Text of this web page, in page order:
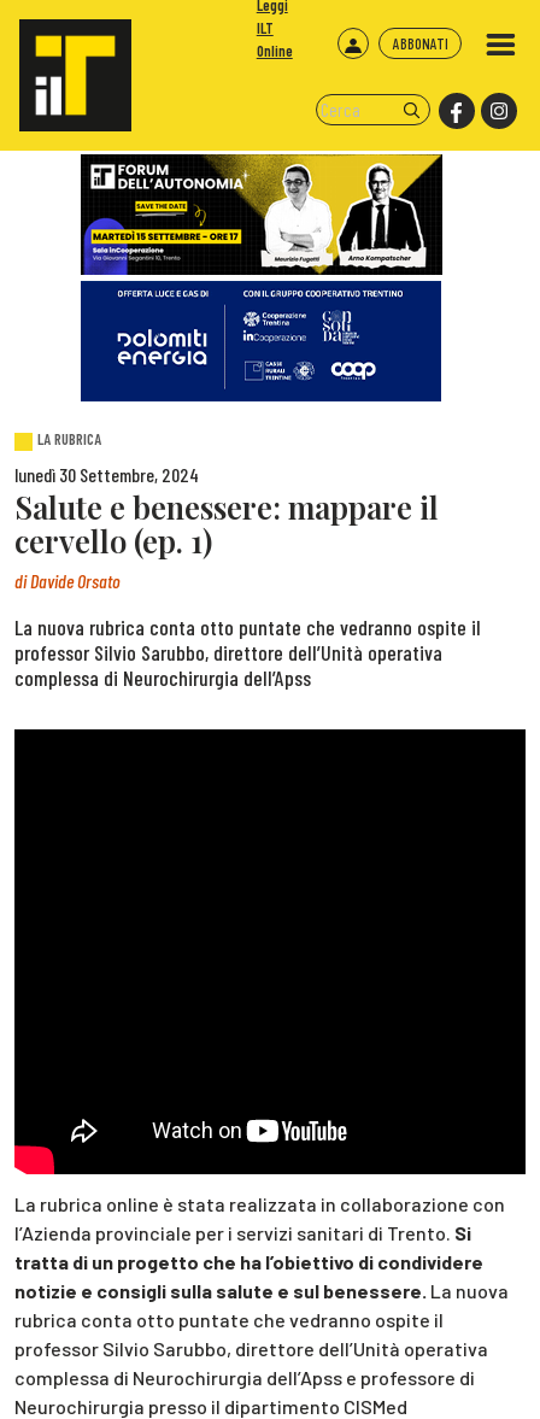
ABBONATI
Leggi
ILT
Online
LA RUBRICA
lunedì 30 Settembre, 2024
Salute e benessere: mappare il
cervello (ep. 1)
diDavide Orsato
La nuova rubrica conta otto puntate che vedranno ospite il
professor Silvio Sarubbo, direttore dell’Unità operativa
complessa di Neurochirurgia dell’Apss
La rubrica online è stata realizzata in collaborazione con
l’Azienda provinciale per i servizi sanitari di Trento. Si
tratta di un progetto che ha l’obiettivo di condividere
notizie e consigli sulla salute e sul benessere. La nuova
rubrica conta otto puntate che vedranno ospite il
professor Silvio Sarubbo, direttore dell’Unità operativa
complessa di Neurochirurgia dell’Apss e professore di
Neurochirurgia presso il dipartimento CISMed